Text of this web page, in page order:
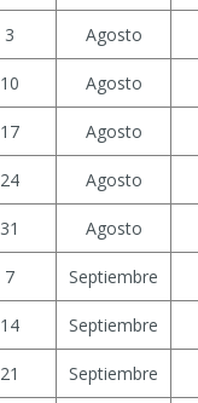
3 Agosto
10 Agosto
17 Agosto
24 Agosto
31 Agosto
7 Septiembre
14 Septiembre
21 Septiembre